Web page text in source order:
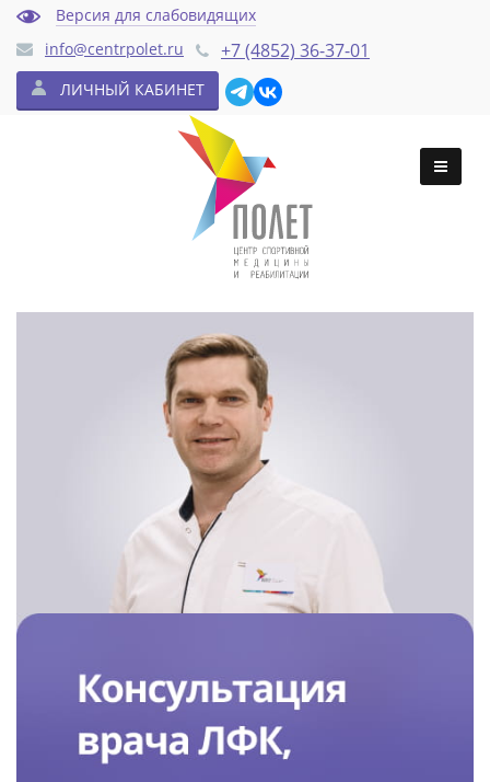
Версия для слабовидящих
info@centrpolet.ru
+7 (4852) 36-37-01
ЛИЧНЫЙ КАБИНЕТ